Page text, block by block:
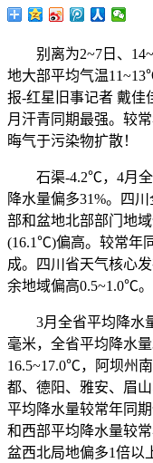
别离为2~7日、
地大部平均气温
报-红星旧事记者 戴佳
月汗青同期最强。较
晦气于污染物扩散！
石渠-4.2℃，4月全
降水量偏多31%。四
部和盆地北部部门地
(16.1℃)偏高。较常年
成。四川省天气核心
余地域偏高0.5~1.0℃。
3月全省平均降水量
毫米，全省平均降水
16.5~17.0℃，阿坝州
都、德阳、雅安、眉
平均降水量较常年同
和西部平均降水量较
盆西北局地偏多1倍以